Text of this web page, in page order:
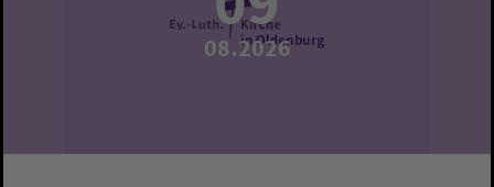
08.2026